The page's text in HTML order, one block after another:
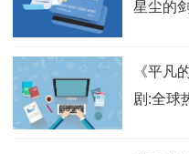
星尘的
《平凡
剧:全球